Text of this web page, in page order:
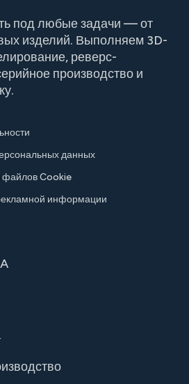
под любые задачи — от
изделий. Выполняем 3D-
реверс-
производство и
данных
файлов Cookie
информации